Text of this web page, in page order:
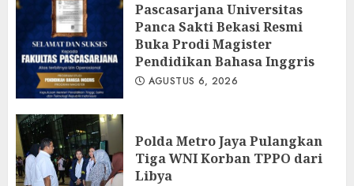
Pascasarjana Universitas
Panca Sakti Bekasi Resmi
Buka Prodi Magister
Pendidikan Bahasa Inggris
AGUSTUS 6, 2026
Polda Metro Jaya Pulangkan
Tiga WNI Korban TPPO dari
Libya